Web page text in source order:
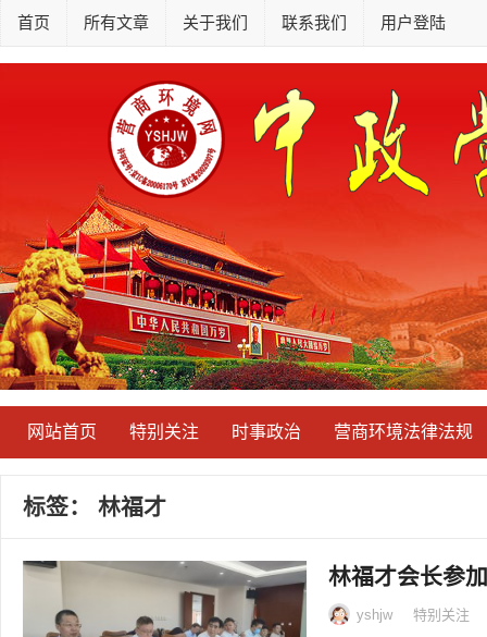
首页 所有文章 关于我们 联系我们 用户登陆
网站首页 特别关注 时事政治 营商环境法律法规
标签： 林福才
林福才会长参
yshjw 特别关注